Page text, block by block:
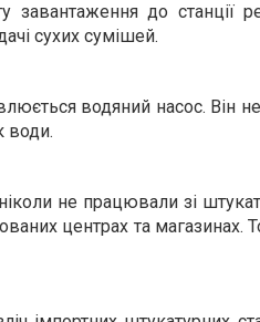
завантаження до станції
сухих сумішей.
водяний насос. Він
води.
не працювали зі
центрах та